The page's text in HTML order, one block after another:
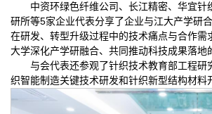
中资环绿色纤维公司、长江精密、华宜针
研所等5家企业代表分享了企业与江大产学研
在研发、转型升级过程中的技术痛点与合作需
大学深化产学研融合、共同推动科技成果落地
与会代表还参观了针织技术教育部工程研
织智能制造关键技术研发和针织新型结构材料